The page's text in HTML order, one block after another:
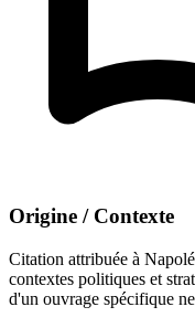
Origine / Contexte
Citation attribuée à
contextes politiques et
d'un ouvrage spécifique